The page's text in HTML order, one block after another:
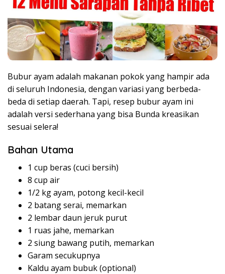
Bubur ayam adalah makanan pokok yang hampir ada
di seluruh Indonesia, dengan variasi yang berbeda-
beda di setiap daerah. Tapi, resep bubur ayam ini
adalah versi sederhana yang bisa Bunda kreasikan
sesuai selera!
Bahan Utama
1 cup beras (cuci bersih)
8 cup air
1/2 kg ayam, potong kecil-kecil
2 batang serai, memarkan
2 lembar daun jeruk purut
1 ruas jahe, memarkan
2 siung bawang putih, memarkan
Garam secukupnya
Kaldu ayam bubuk (optional)